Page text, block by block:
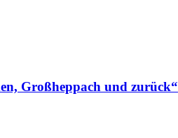
Großheppach und zurück“